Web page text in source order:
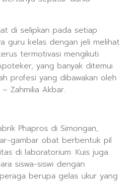
di selipkan pada setiap
guru kelas dengan jeli melihat
termotivasi mengikuti
yang banyak ditemui
profesi yang dibawakan oleh
Zahmilia Akbar.
Phapros di Simongan,
gambar obat berbentuk pil
di laboratorium. Kuis juga
siswa-siswi dengan
berupa gelas ukur yang